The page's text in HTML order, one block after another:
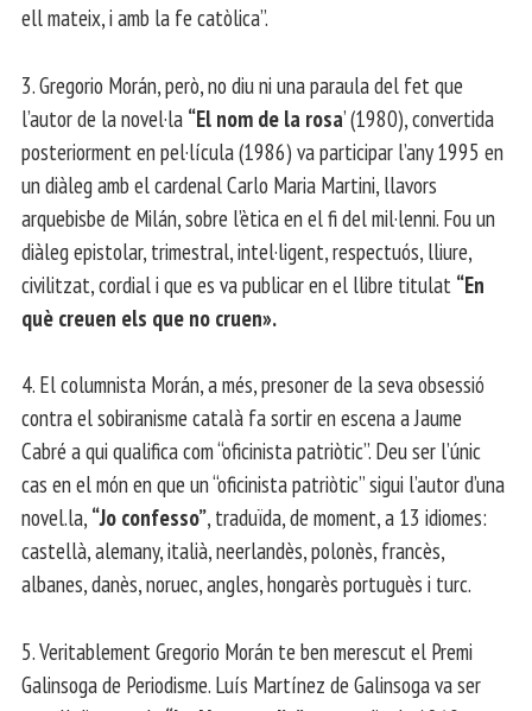
ell mateix, i amb la fe catòlica”.
3. Gregorio Morán, però, no diu ni una paraula del fet que
l’autor de la novel·la “El nom de la rosa’ (1980), convertida
posteriorment en pel·lícula (1986) va participar l’any 1995 en
un diàleg amb el cardenal Carlo Maria Martini, llavors
arquebisbe de Milán, sobre l’ètica en el fi del mil·lenni. Fou un
diàleg epistolar, trimestral, intel·ligent, respectuós, lliure,
civilitzat, cordial i que es va publicar en el llibre titulat “En
què creuen els que no cruen».
4. El columnista Morán, a més, presoner de la seva obsessió
contra el sobiranisme català fa sortir en escena a Jaume
Cabré a qui qualifica com “oficinista patriòtic”. Deu ser l’únic
cas en el món en que un “oficinista patriòtic” sigui l’autor d’una
novel.la, “Jo confesso”, traduïda, de moment, a 13 idiomes:
castellà, alemany, italià, neerlandès, polonès, francès,
albanes, danès, noruec, angles, hongarès portuguès i turc.
5. Veritablement Gregorio Morán te ben merescut el Premi
Galinsoga de Periodisme. Luís Martínez de Galinsoga va ser